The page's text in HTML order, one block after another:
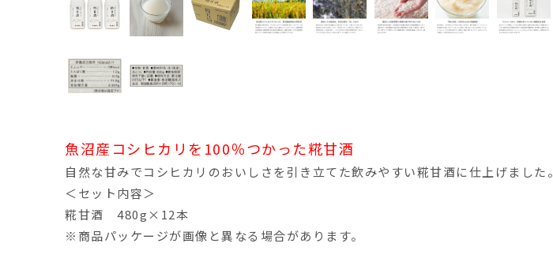
魚沼産コシヒカリを100％つかった糀甘酒
自然な甘みでコシヒカリのおいしさを引き立てた飲みやすい糀甘酒に仕上げました。
＜セット内容＞
糀甘酒 480g×12本
※商品パッケージが画像と異なる場合があります。